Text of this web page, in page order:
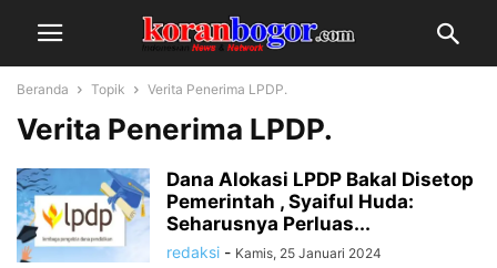
Beranda Topik Verita Penerima LPDP.
Verita Penerima LPDP.
Dana Alokasi LPDP Bakal Disetop
Pemerintah , Syaiful Huda:
Seharusnya Perluas...
redaksi - Kamis, 25 Januari 2024